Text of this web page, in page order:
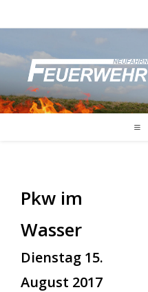
Inhalt
Pkw im
Wasser
Dienstag 15.
August 2017